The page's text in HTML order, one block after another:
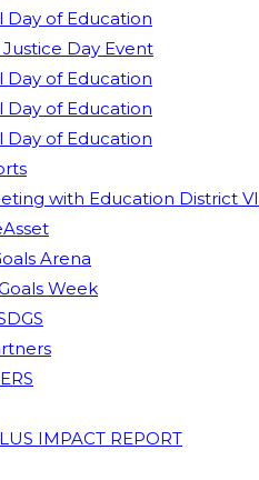
of Education
Day Event
of Education
of Education
of Education
with Education District VI
Arena
Week
IMPACT REPORT